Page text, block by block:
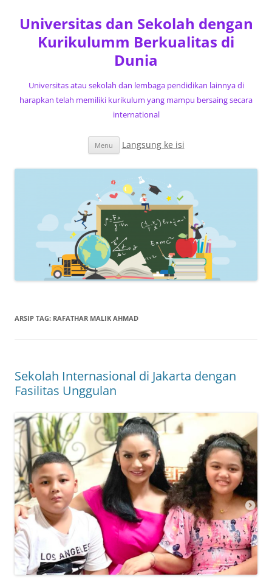
Universitas dan Sekolah dengan
Kurikulumm Berkualitas di
Dunia
Universitas atau sekolah dan lembaga pendidikan lainnya di
harapkan telah memiliki kurikulum yang mampu bersaing secara
international
Menu Langsung ke isi
ARSIP TAG: RAFATHAR MALIK AHMAD
Sekolah Internasional di Jakarta dengan
Fasilitas Unggulan